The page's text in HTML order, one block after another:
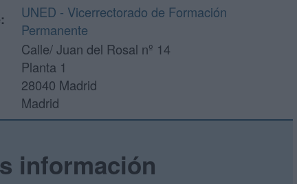
UNED - Vicerrectorado de Formación
Permanente
Calle/ Juan del Rosal nº 14
Planta 1
28040 Madrid
Madrid
información